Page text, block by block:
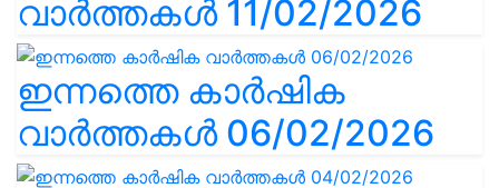
വാർത്തകൾ 11/02/2026
ഇന്നത്തെ കാർഷിക
വാർത്തകൾ 06/02/2026